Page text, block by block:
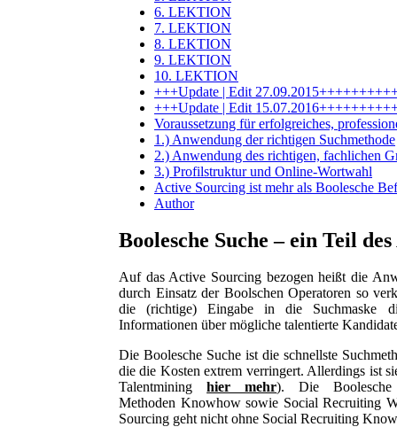
6. LEKTION
7. LEKTION
8. LEKTION
9. LEKTION
10. LEKTION
+++Update | Edit
+++Update | Edit
Voraussetzung für erfolgreiches,
1.) Anwendung der richtigen Suchmethode
2.) Anwendung des richtigen, fachlichen
3.) Profilstruktur und Online-Wortwahl
Active Sourcing ist mehr als Boolesche
Author
Boolesche Suche – ein Teil
Auf das Active Sourcing bezogen heißt die
durch Einsatz der Boolschen Operatoren so
die (richtige) Eingabe in die Suchmaske
Informationen über mögliche talentierte
Die Boolesche Suche ist die schnellste
die die Kosten extrem verringert. Allerdings ist
Talentmininghier mehr). Die Boolesche
Methoden Knowhow sowie Social Recruiting
Sourcing geht nicht ohne Social Recruiting